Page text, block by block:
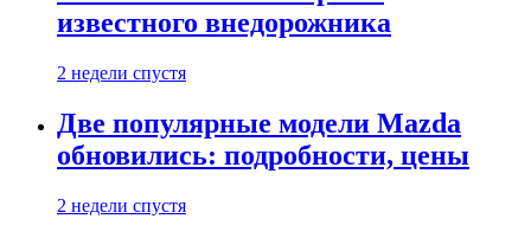
известного внедорожника
2 недели спустя
Две популярные модели Mazda
обновились: подробности, цены
2 недели спустя